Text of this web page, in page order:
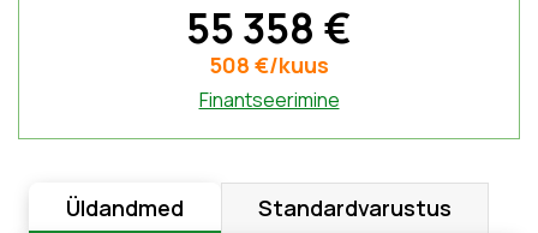
55 358 €
508 €/kuus
Finantseerimine
Üldandmed Standardvarustus